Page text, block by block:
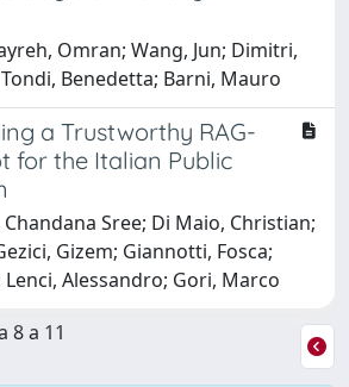
Omran; Wang, Jun; Dimitri,
Benedetta; Barni, Mauro
a Trustworthy RAG-
for the Italian Public
Sree; Di Maio, Christian;
Gizem; Giannotti, Fosca;
Alessandro; Gori, Marco
8 a 11